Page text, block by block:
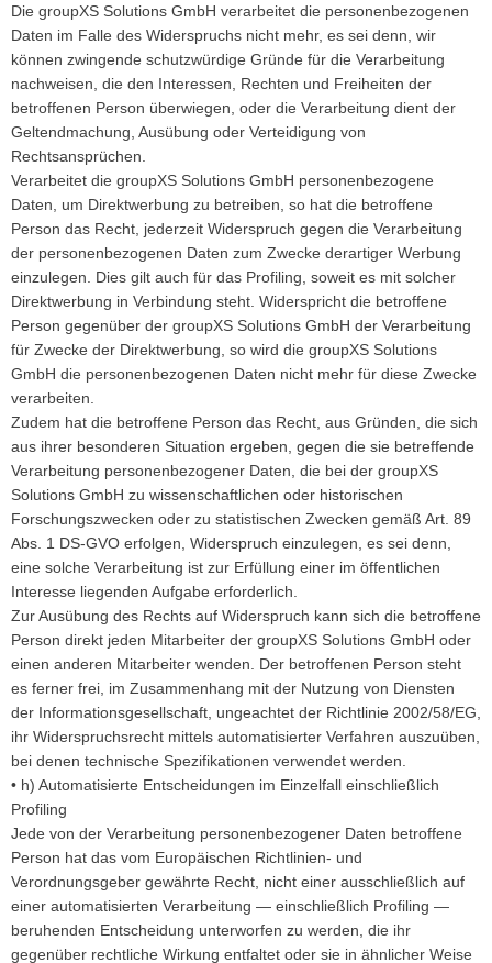
Die groupXS Solutions GmbH verarbeitet die personenbezogenen
Daten im Falle des Widerspruchs nicht mehr, es sei denn, wir
können zwingende schutzwürdige Gründe für die Verarbeitung
nachweisen, die den Interessen, Rechten und Freiheiten der
betroffenen Person überwiegen, oder die Verarbeitung dient der
Geltendmachung, Ausübung oder Verteidigung von
Rechtsansprüchen.
Verarbeitet die groupXS Solutions GmbH personenbezogene
Daten, um Direktwerbung zu betreiben, so hat die betroffene
Person das Recht, jederzeit Widerspruch gegen die Verarbeitung
der personenbezogenen Daten zum Zwecke derartiger Werbung
einzulegen. Dies gilt auch für das Profiling, soweit es mit solcher
Direktwerbung in Verbindung steht. Widerspricht die betroffene
Person gegenüber der groupXS Solutions GmbH der Verarbeitung
für Zwecke der Direktwerbung, so wird die groupXS Solutions
GmbH die personenbezogenen Daten nicht mehr für diese Zwecke
verarbeiten.
Zudem hat die betroffene Person das Recht, aus Gründen, die sich
aus ihrer besonderen Situation ergeben, gegen die sie betreffende
Verarbeitung personenbezogener Daten, die bei der groupXS
Solutions GmbH zu wissenschaftlichen oder historischen
Forschungszwecken oder zu statistischen Zwecken gemäß Art. 89
Abs. 1 DS-GVO erfolgen, Widerspruch einzulegen, es sei denn,
eine solche Verarbeitung ist zur Erfüllung einer im öffentlichen
Interesse liegenden Aufgabe erforderlich.
Zur Ausübung des Rechts auf Widerspruch kann sich die betroffene
Person direkt jeden Mitarbeiter der groupXS Solutions GmbH oder
einen anderen Mitarbeiter wenden. Der betroffenen Person steht
es ferner frei, im Zusammenhang mit der Nutzung von Diensten
der Informationsgesellschaft, ungeachtet der Richtlinie 2002/58/EG,
ihr Widerspruchsrecht mittels automatisierter Verfahren auszuüben,
bei denen technische Spezifikationen verwendet werden.
• h) Automatisierte Entscheidungen im Einzelfall einschließlich
Profiling
Jede von der Verarbeitung personenbezogener Daten betroffene
Person hat das vom Europäischen Richtlinien- und
Verordnungsgeber gewährte Recht, nicht einer ausschließlich auf
einer automatisierten Verarbeitung — einschließlich Profiling —
beruhenden Entscheidung unterworfen zu werden, die ihr
gegenüber rechtliche Wirkung entfaltet oder sie in ähnlicher Weise